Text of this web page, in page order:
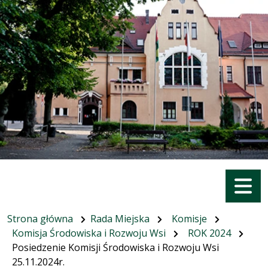
Menu
Strona główna Rada Miejska
Komisje
Komisja Środowiska i Rozwoju Wsi
ROK 2024
Posiedzenie Komisji Środowiska i Rozwoju Wsi
25.11.2024r.